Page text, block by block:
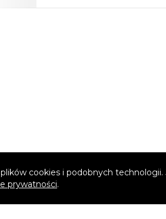
cookies i podobnych
prywatności.